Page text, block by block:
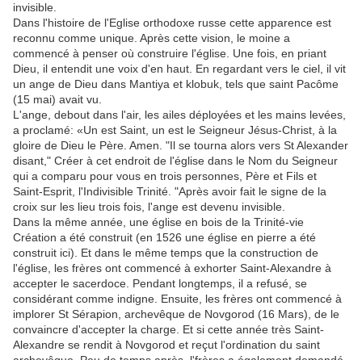
invisible.
Dans l'histoire de l'Eglise orthodoxe russe cette apparence est
reconnu comme unique. Après cette vision, le moine a
commencé à penser où construire l'église. Une fois, en priant
Dieu, il entendit une voix d'en haut. En regardant vers le ciel, il vit
un ange de Dieu dans Mantiya et klobuk, tels que saint Pacôme
(15 mai) avait vu.
L'ange, debout dans l'air, les ailes déployées et les mains levées,
a proclamé: «Un est Saint, un est le Seigneur Jésus-Christ, à la
gloire de Dieu le Père. Amen. "Il se tourna alors vers St Alexander
disant," Créer à cet endroit de l'église dans le Nom du Seigneur
qui a comparu pour vous en trois personnes, Père et Fils et
Saint-Esprit, l'Indivisible Trinité. "Après avoir fait le signe de la
croix sur les lieu trois fois, l'ange est devenu invisible.
Dans la même année, une église en bois de la Trinité-vie
Création a été construit (en 1526 une église en pierre a été
construit ici). Et dans le même temps que la construction de
l'église, les frères ont commencé à exhorter Saint-Alexandre à
accepter le sacerdoce. Pendant longtemps, il a refusé, se
considérant comme indigne. Ensuite, les frères ont commencé à
implorer St Sérapion, archevêque de Novgorod (16 Mars), de le
convaincre d'accepter la charge. Et si cette année très Saint-
Alexandre se rendit à Novgorod et reçut l'ordination du saint